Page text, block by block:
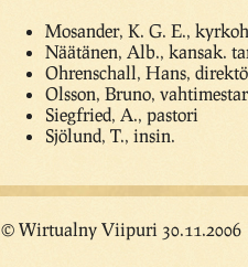
Mosander, K. G. E.,
Näätänen, Alb., kansak.
Ohrenschall, Hans,
Olsson, Bruno,
Siegfried, A., pastori
Sjölund, T., insin.
© Wirtualny Viipuri 30.11.2006